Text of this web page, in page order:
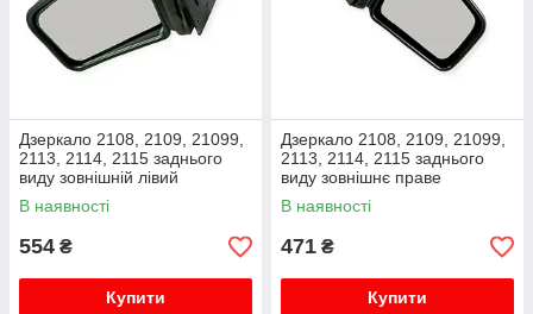
Дзеркало 2108, 2109, 21099,
2113, 2114, 2115 заднього
виду зовнішній лівий
металевий кронштейн 31771
В наявності
554 ₴
Купити
Дзеркало 2108, 2109, 21099,
2113, 2114, 2115 заднього
виду зовнішнє праве
металевий кронштейн 95988
В наявності
471 ₴
Купити